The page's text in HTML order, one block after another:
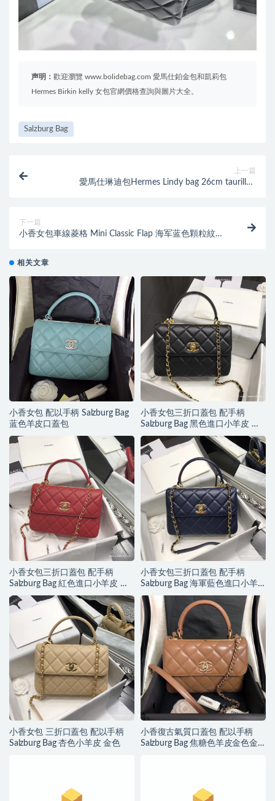
声明： 歡迎瀏覽 www.bolidebag.com 愛馬仕鉑金包和凱莉包
Hermes Birkin kelly 女包官網價格查詢與圖片大全。
Salzburg Bag
上一篇
愛馬仕琳迪包Hermes Lindy bag 26cm taurillon
下一篇
小香女包車線菱格 Mini Classic Flap 海军蓝色顆粒紋小
相关文章
小香女包 配以手柄 Salzburg Bag
蓝色羊皮口蓋包
小香女包三折口蓋包 配手柄
Salzburg Bag 黑色進口小羊皮 金
色五金
小香女包三折口蓋包 配手柄
Salzburg Bag 紅色進口小羊皮 金
色金屬
小香女包三折口蓋包 配手柄
Salzburg Bag 海軍藍色進口小羊
皮 金色金屬
小香女包 三折口蓋包 配以手柄
Salzburg Bag 杏色小羊皮 金色
小香復古氣質口蓋包 配以手柄
Salzburg Bag 焦糖色羊皮金色金